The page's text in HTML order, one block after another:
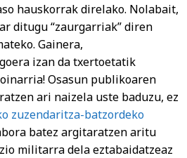
hauskorrak direlako. Nolabait,
ditugu “zaurgarriak” diren
Gainera,
izan da txertoetatik
Osasun publikoaren
ari naizela uste baduzu, ez
zuzendaritza-batzordeko
batez argitaratzen aritu
militarra dela eztabaidatzeaz